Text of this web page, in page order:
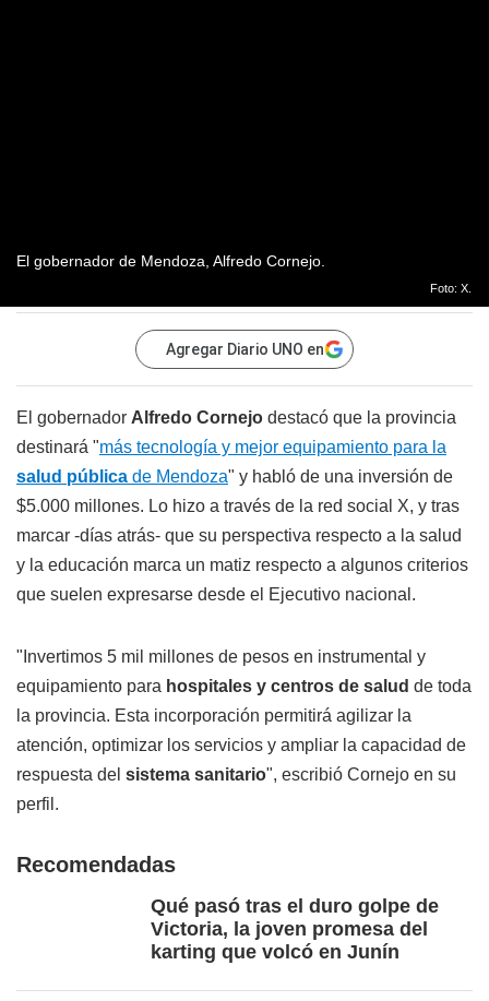
El gobernador de Mendoza, Alfredo Cornejo.
Foto: X.
Agregar Diario UNO en
El gobernador Alfredo Cornejo destacó que la provincia
destinará "más tecnología y mejor equipamiento para la
salud pública de Mendoza" y habló de una inversión de
$5.000 millones. Lo hizo a través de la red social X, y tras
marcar -días atrás- que su perspectiva respecto a la salud
y la educación marca un matiz respecto a algunos criterios
que suelen expresarse desde el Ejecutivo nacional.
"Invertimos 5 mil millones de pesos en instrumental y
equipamiento para hospitales y centros de salud de toda
la provincia. Esta incorporación permitirá agilizar la
atención, optimizar los servicios y ampliar la capacidad de
respuesta del sistema sanitario", escribió Cornejo en su
perfil.
Recomendadas
Qué pasó tras el duro golpe de
Victoria, la joven promesa del
karting que volcó en Junín